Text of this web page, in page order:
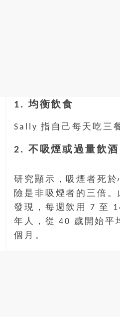
1. 均衡飲食
Sally 指自己每天吃三
2. 不吸煙或過量飲酒
研究顯示，吸煙者死
險是非吸煙者的三倍
發現，每週飲用 7 至
年人，從 40 歲開始平
個月。